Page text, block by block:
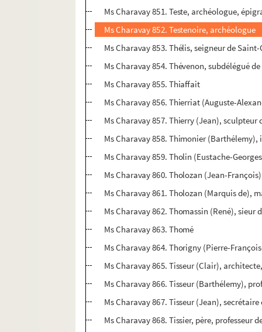
Ms Charavay 851. Teste, archéologue,
Ms Charavay 852. Testenoire, archéologue
Ms Charavay 853. Thélis, seigneur de
Ms Charavay 854. Thévenon, subdélégué
Ms Charavay 855. Thiaffait
Ms Charavay 856. Thierriat (Auguste-
Ms Charavay 857. Thierry (Jean), sculpteur
Ms Charavay 858. Thimonier
Ms Charavay 859. Tholin (Eustache-
Ms Charavay 860. Tholozan (Jean-
Ms Charavay 861. Tholozan (Marquis de),
Ms Charavay 862. Thomassin (René), sieur
Ms Charavay 863. Thomé
Ms Charavay 864. Thorigny (Pierre-
Ms Charavay 865. Tisseur (Clair),
Ms Charavay 866. Tisseur (Barthélemy),
Ms Charavay 867. Tisseur (Jean),
Ms Charavay 868. Tissier, père, professeur